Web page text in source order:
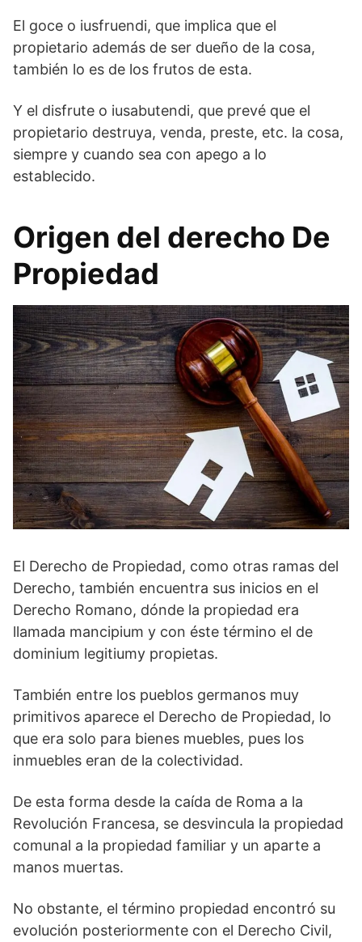
El goce o iusfruendi, que implica que el
propietario además de ser dueño de la cosa,
también lo es de los frutos de esta.
Y el disfrute o iusabutendi, que prevé que el
propietario destruya, venda, preste, etc. la cosa,
siempre y cuando sea con apego a lo
establecido.
Origen del derecho De
Propiedad
El Derecho de Propiedad, como otras ramas del
Derecho, también encuentra sus inicios en el
Derecho Romano, dónde la propiedad era
llamada mancipium y con éste término el de
dominium legitiumy propietas.
También entre los pueblos germanos muy
primitivos aparece el Derecho de Propiedad, lo
que era solo para bienes muebles, pues los
inmuebles eran de la colectividad.
De esta forma desde la caída de Roma a la
Revolución Francesa, se desvincula la propiedad
comunal a la propiedad familiar y un aparte a
manos muertas.
No obstante, el término propiedad encontró su
evolución posteriormente con el Derecho Civil,